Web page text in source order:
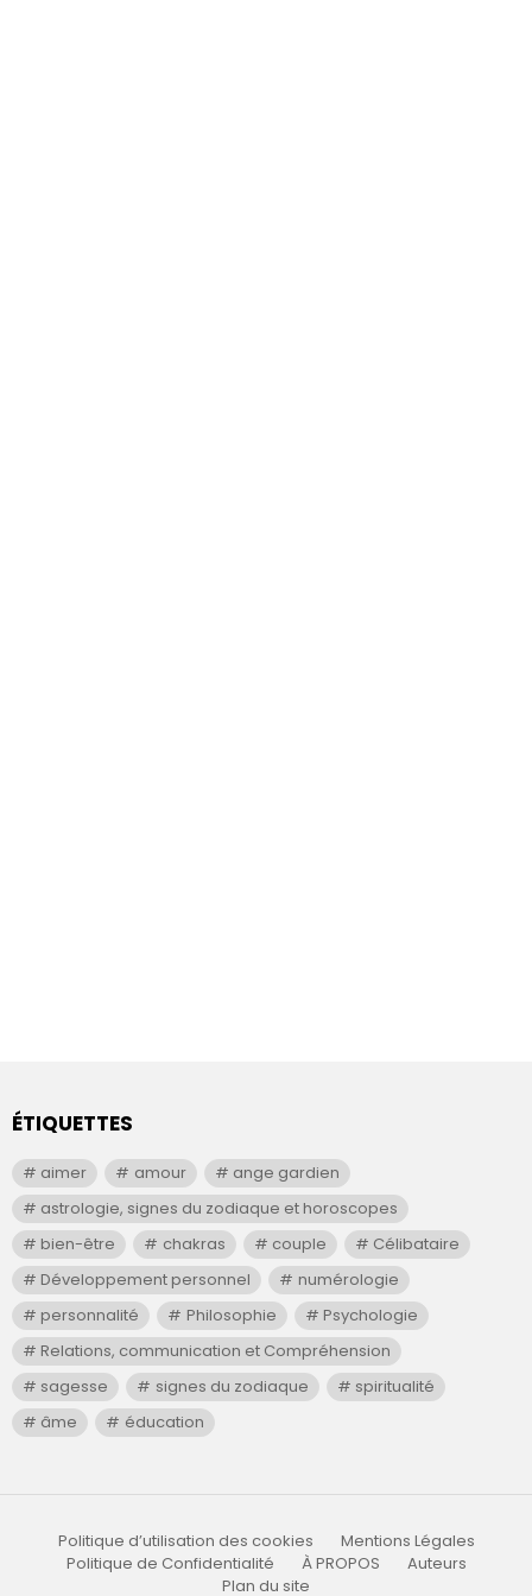
ÉTIQUETTES
aimer amour
ange gardien
astrologie, signes du zodiaque et horoscopes
bien-être
chakras couple
Célibataire
Développement personnel
numérologie
personnalité
Philosophie
Psychologie
Relations, communication et Compréhension
sagesse
signes du zodiaque
spiritualité
âme
éducation
Politique d’utilisation des cookies
Mentions Légales
Politique de Confidentialité
À PROPOS
Auteurs
Plan du site